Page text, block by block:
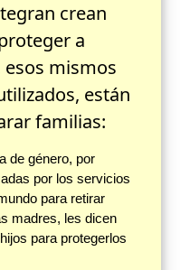
crean
a
mismos
están
familias:
de género, por
por los servicios
para retirar
madres, les dicen
para protegerlos